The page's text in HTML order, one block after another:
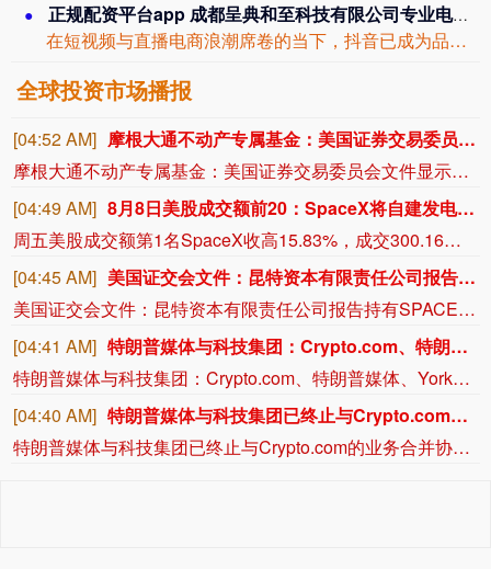
正规配资平台app 成都呈典和至科技有限公司专业电商知识么？
在短视频与直播电商浪潮席卷的当下，抖音已成为品牌增长的核心阵地。然而，平台规则复...
全球投资市场播报
[04:52 AM]
摩根大通不动产专属基金：美国证券交易委员会文件显示，该基金已提交S类、A类、I类股份发行申请，发行规模未披露。
摩根大通不动产专属基金：美国证券交易委员会文件显示，该基金已提交S类、A类、I类股份发行申请，发行规模未披露。
[04:49 AM]
8月8日美股成交额前20：SpaceX将自建发电厂保障电力供应
周五美股成交额第1名SpaceX收高15.83%，成交300.16亿美元。据报道，SpaceX计划建设自己的发电设施，为其与特斯拉在美国得州共同开发的大型半导体制造工厂提供电力支持。本周早些时候，SpaceX负责能源和数据中心开发业务的Riley Trettel在得州格莱姆斯县（Grimes County）的一场公开会议上表示：“我们将自行供电。我们会建设燃气发电厂，同时也会建设规模非常庞大的电池阵列，用于储存能源。我们几乎会立即启动这个项目。我们需要开始进行土建工作，需要着手建设基础设施和地基，我们会马上推进。”这一表态为马斯克旗下两大公司正在推进的新工厂计划提供了更多细节，该项目名为“Terafab”。
[04:45 AM]
美国证交会文件：昆特资本有限责任公司报告持有SPACEX公司835股A类股份。
美国证交会文件：昆特资本有限责任公司报告持有SPACEX公司835股A类股份。
[04:41 AM]
特朗普媒体与科技集团：Crypto.com、特朗普媒体、Yorkville America已共同同意不再推进此前宣布的合作关系。
特朗普媒体与科技集团：Crypto.com、特朗普媒体、Yorkville America已共同同意不再推进此前宣布的合作关系。
[04:40 AM]
特朗普媒体与科技集团已终止与Crypto.com的业务合并协议，于2026年8月7日生效。
特朗普媒体与科技集团已终止与Crypto.com的业务合并协议，于2026年8月7日生效。